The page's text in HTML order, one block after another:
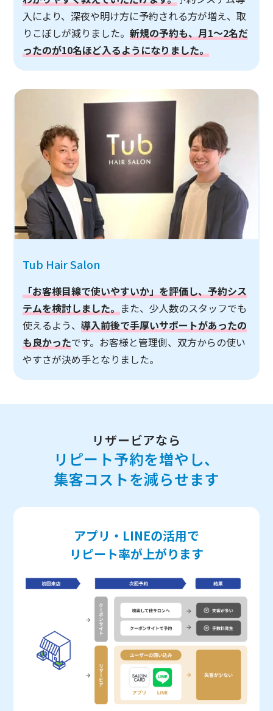
入により、深夜や明け方に予約される方が増え、取
りこぼしが減りました。新規の予約も、月1～2名だ
ったのが10名ほど入るようになりました。
Tub Hair Salon
「お客様目線で使いやすいか」を評価し、予約シス
テムを検討しました。また、少人数のスタッフでも
使えるよう、導入前後で手厚いサポートがあったの
も良かったです。お客様と管理側、双方からの使い
やすさが決め手となりました。
リザービアなら
リピート予約を増やし、
集客コストを減らせます
アプリ・LINEの活用で
リピート率が上がります